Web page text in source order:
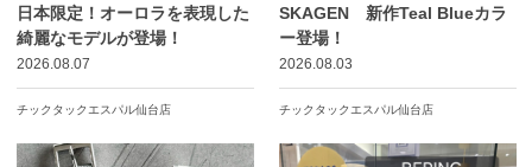
日本限定！オーロラを表現した
綺麗なモデルが登場！
2026.08.07
チックタックエスパル仙台店
SKAGEN 新作Teal Blueカラ
ー登場！
2026.08.03
チックタックエスパル仙台店